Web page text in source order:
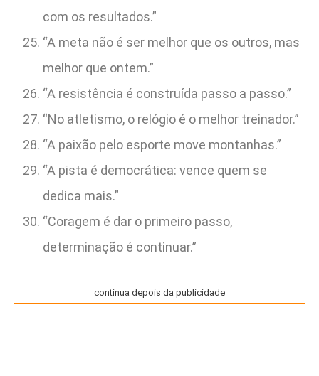
com os resultados.”
“A meta não é ser melhor que os outros, mas
melhor que ontem.”
“A resistência é construída passo a passo.”
“No atletismo, o relógio é o melhor treinador.”
“A paixão pelo esporte move montanhas.”
“A pista é democrática: vence quem se
dedica mais.”
“Coragem é dar o primeiro passo,
determinação é continuar.”
continua depois da publicidade